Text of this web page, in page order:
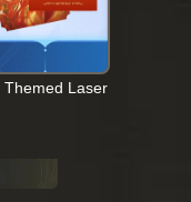
Themed Laser